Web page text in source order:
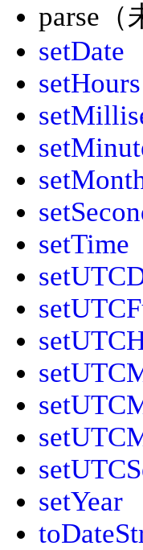
parse（
setDate
setHours
setTime
setYear